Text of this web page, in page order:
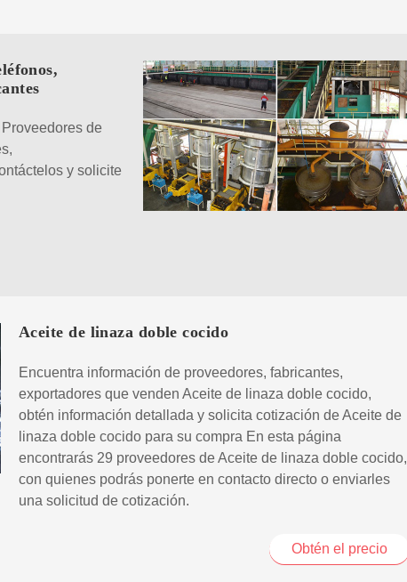
de
y solicite
Aceite de linaza doble cocido
Encuentra información de proveedores, fabricantes,
exportadores que venden Aceite de linaza doble cocido,
obtén información detallada y solicita cotización de Aceite de
linaza doble cocido para su compra En esta página
encontrarás 29 proveedores de Aceite de linaza doble cocido,
con quienes podrás ponerte en contacto directo o enviarles
una solicitud de cotización.
Obtén el precio